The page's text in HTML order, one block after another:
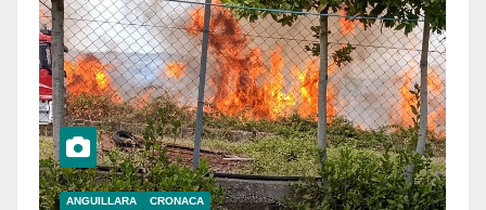
ANGUILLARA CRONACA